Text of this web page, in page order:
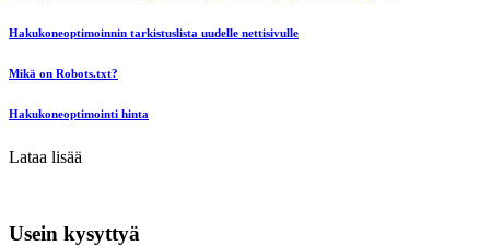
Hakukoneoptimoinnin tarkistuslista uudelle nettisivulle
Mikä on Robots.txt?
Hakukoneoptimointi hinta
Lataa lisää
Usein kysyttyä